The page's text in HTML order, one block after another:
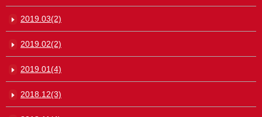
2019.03(2)
2019.02(2)
2019.01(4)
2018.12(3)